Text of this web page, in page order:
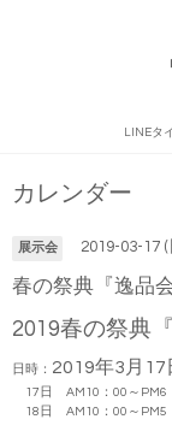
LINEタ
カレンダー
展示会 2019-03-17
春の祭典『逸品会
2019春の祭典
日時： 2019年3月17
17日 AM10：00～PM6
18日 AM10：00～PM5